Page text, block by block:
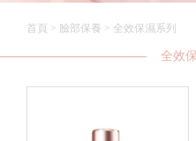
首頁 > 臉部保養 > 全效保濕系列
全效